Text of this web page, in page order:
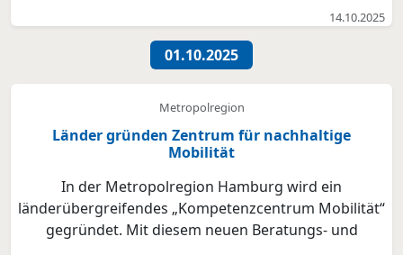
sich nach einer Anhörung gegen eine solche Steuer
ausgesprochen hatte, soll die Abgabe am Donnerstag
im Rat...
14.10.2025
01.10.2025
Metropolregion
Länder gründen Zentrum für nachhaltige
Mobilität
In der Metropolregion Hamburg wird ein
länderübergreifendes „Kompetenzcentrum Mobilität“
gegründet. Mit diesem neuen Beratungs- und